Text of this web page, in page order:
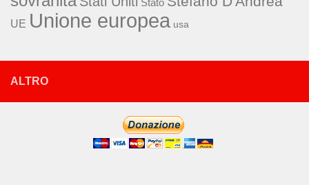
Stato
UE Unione europea usa
ALTRO